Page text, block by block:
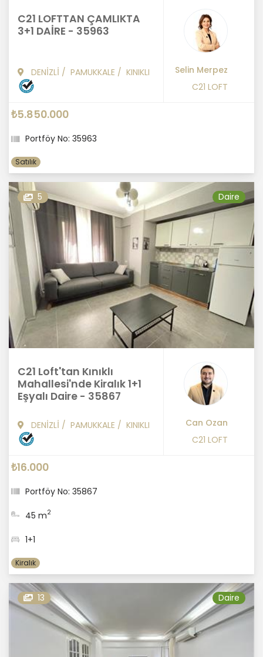
C21 LOFTTAN ÇAMLIKTA
3+1 DAİRE - 35963
DENİZLİ / PAMUKKALE / KINIKLI
Selin Merpez
C21 LOFT
₺5.850.000
Portföy No: 35963
Satılık
5 Daire
C21 Loft'tan Kınıklı
Mahallesi'nde Kiralık 1+1
Eşyalı Daire - 35867
DENİZLİ / PAMUKKALE / KINIKLI
Can Ozan
C21 LOFT
₺16.000
Portföy No: 35867
45 m2
1+1
Kiralık
13 Daire